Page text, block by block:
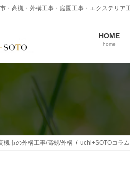
・高槻・外構工事・庭園工事・エクステリア
HOME
home
槻市の外構工事/高槻/外構 uchi+SOTOコラム